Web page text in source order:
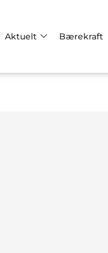
Aktuelt Bærekraft